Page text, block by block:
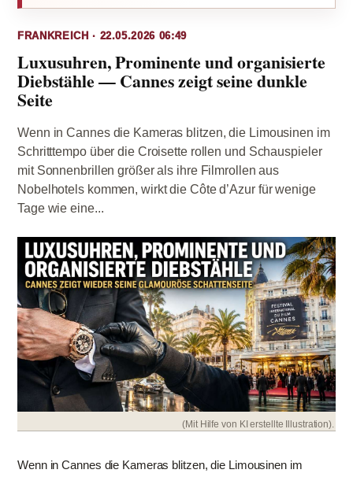
FRANKREICH · 22.05.2026 06:49
Luxusuhren, Prominente und organisierte
Diebstähle — Cannes zeigt seine dunkle
Seite
Wenn in Cannes die Kameras blitzen, die Limousinen im
Schritttempo über die Croisette rollen und Schauspieler
mit Sonnenbrillen größer als ihre Filmrollen aus
Nobelhotels kommen, wirkt die Côte d’Azur für wenige
Tage wie eine...
(Mit Hilfe von KI erstellte Illustration).
Wenn in Cannes die Kameras blitzen, die Limousinen im